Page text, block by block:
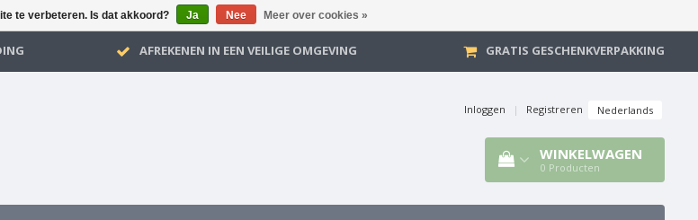
AFREKENEN IN EEN VEILIGE OMGEVING GRATIS GESCHENKVERPAKKING
Inloggen | Registreren Nederlands
WINKELWAGEN
0 Producten
te verbeteren. Is dat akkoord? Ja Nee Meer over cookies »